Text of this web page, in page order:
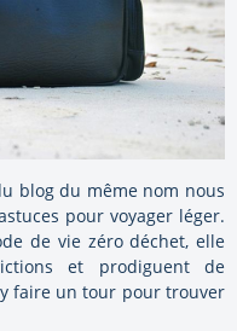
blog du même nom nous
pour voyager léger.
de vie zéro déchet, elle
et prodiguent de
faire un tour pour trouver